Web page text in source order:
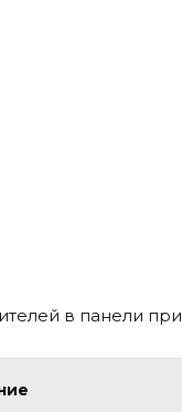
в панели